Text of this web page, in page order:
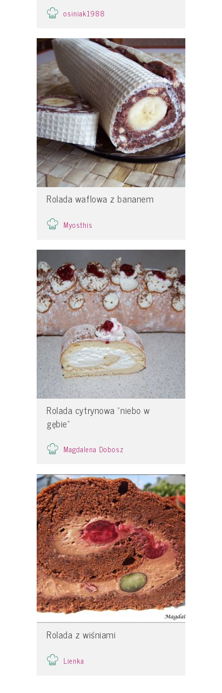
osiniak1988
Rolada waflowa z bananem
Myosthis
Rolada cytrynowa "niebo w
gębie"
Magdalena Dobosz
Rolada z wiśniami
Lienka